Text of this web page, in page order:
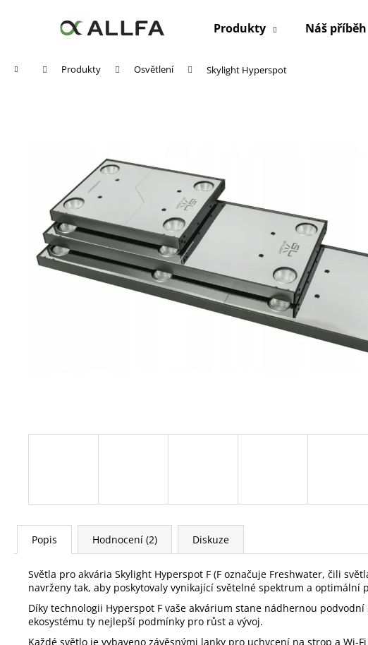
Produkty Náš příběh
Domů Produkty Osvětlení Skylight Hyperspot
Popis Hodnocení (2) Diskuze
Světla pro akvária Skylight Hyperspot F (F označuje Freshwater, čili
navrženy tak, aby poskytovaly vynikající světelné spektrum a
Díky technologii Hyperspot F vaše akvárium stane nádhernou
ekosystému ty nejlepší podmínky pro růst a vývoj.
Každé světlo je vybaveno závěsnými lanky pro uchycení na strop a
Zpět
obchodu
Zpět
obchodu
ALLFA MIKROPRVKY
ALLFA
189 Kč